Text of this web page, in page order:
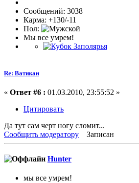
Сообщений: 3038
Карма: +130/-11
Пол:
Мы все умрем!
Re: Ватикан
« Ответ #6 : 01.03.2010, 23:55:52 »
Цитировать
Да тут сам черт ногу сломит...
Сообщить модератору
Записан
Hunter
мы все умрем!